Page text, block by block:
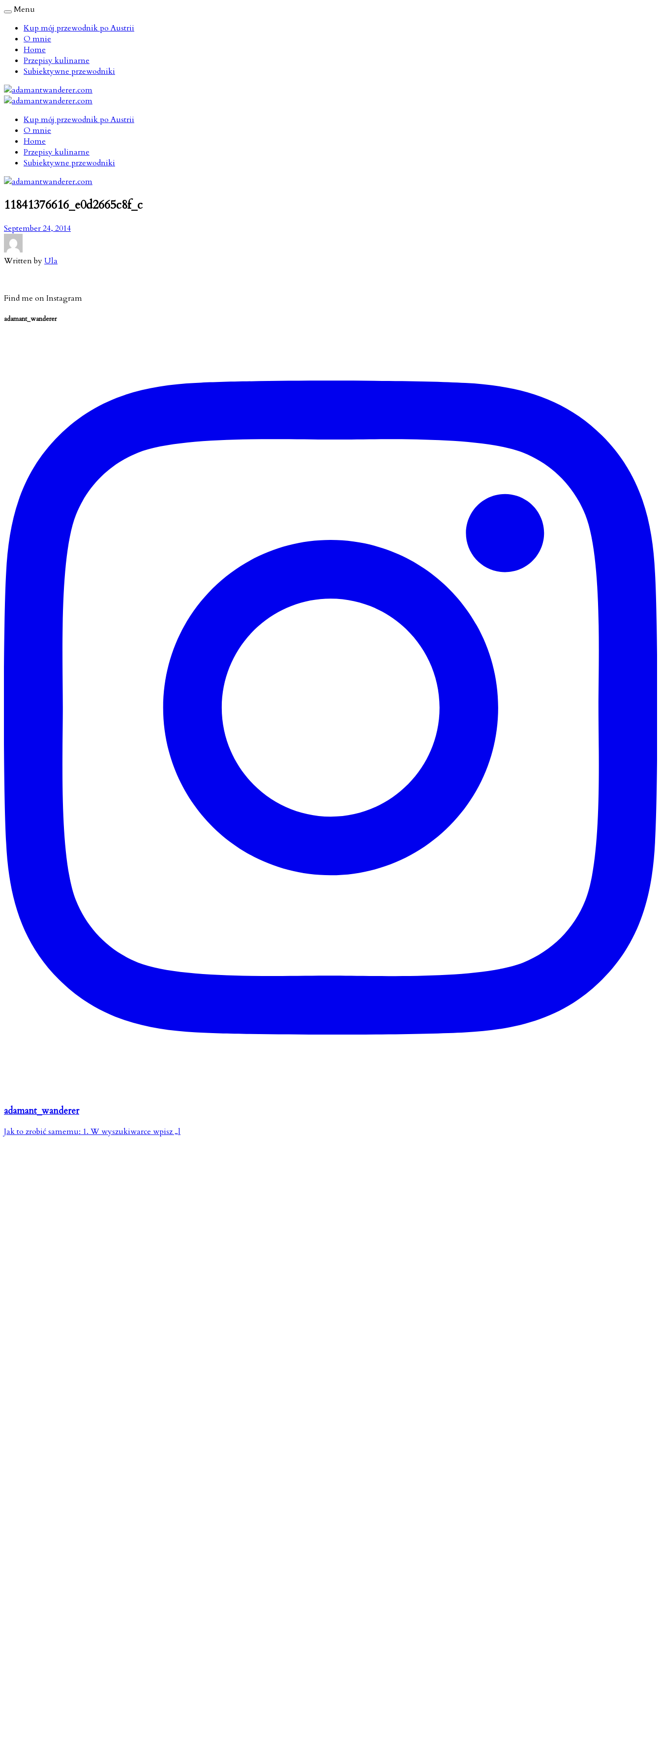
Menu
Kup mój przewodnik po Austrii
O mnie
Home
Przepisy kulinarne
Subiektywne przewodniki
Kup mój przewodnik po Austrii
O mnie
Home
Przepisy kulinarne
Subiektywne przewodniki
11841376616_e0d2665c8f_c
September 24, 2014
Written byUla
Find me on Instagram
adamant_wanderer
adamant_wanderer
Jak to zrobić samemu: 1. W wyszukiwarce wpisz „l